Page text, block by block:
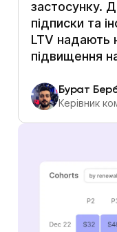
застосунку.
підписки та
LTV надають
підвищення
Бурат
Керівник